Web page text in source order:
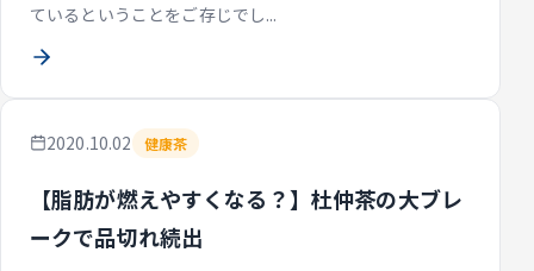
ているということをご存じでし...
2020.10.02 健康茶
【脂肪が燃えやすくなる？】杜仲茶の大ブレ
ークで品切れ続出